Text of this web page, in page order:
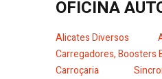
OFICINA
Alicates Diversos
Carregadores, Boosters
Carroçaria